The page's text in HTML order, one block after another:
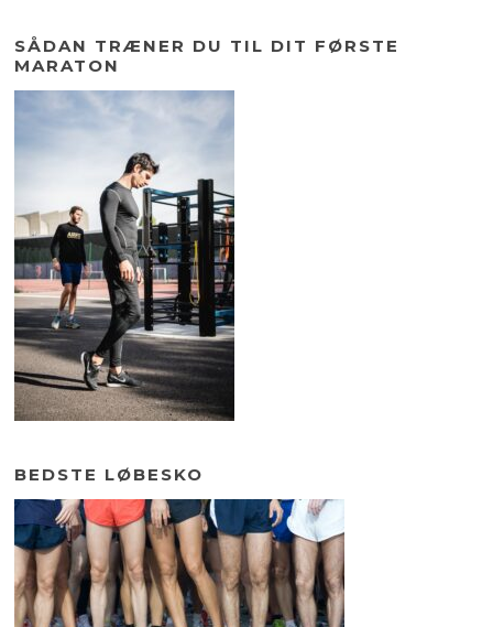
SÅDAN TRÆNER DU TIL DIT FØRSTE
MARATON
BEDSTE LØBESKO